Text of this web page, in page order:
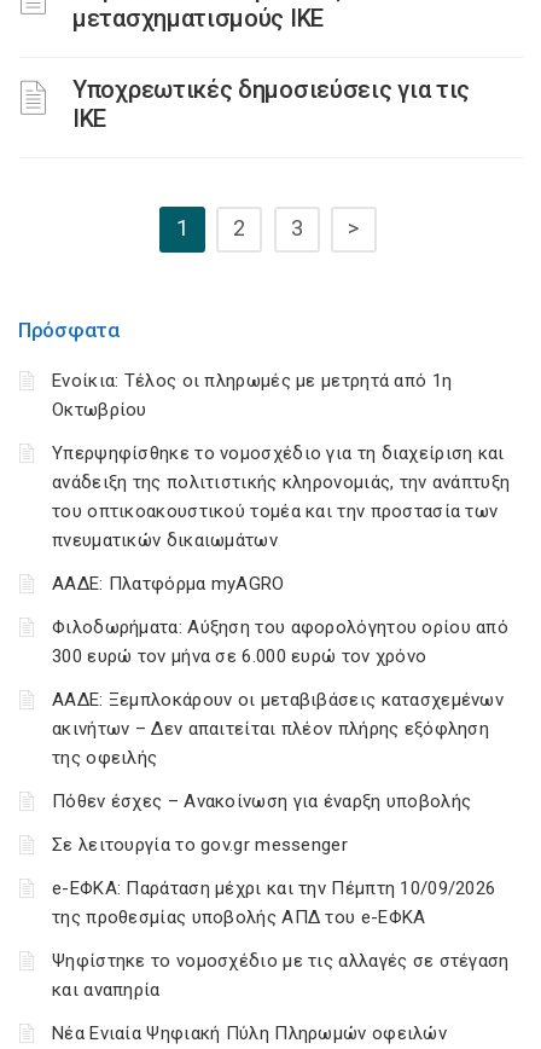
μετασχηματισμούς ΙΚΕ
Υποχρεωτικές δημοσιεύσεις για τις
ΙΚΕ
1 2 3 >
Πρόσφατα
Ενοίκια: Τέλος οι πληρωμές με μετρητά από 1η
Οκτωβρίου
Υπερψηφίσθηκε το νομοσχέδιο για τη διαχείριση και
ανάδειξη της πολιτιστικής κληρονομιάς, την ανάπτυξη
του οπτικοακουστικού τομέα και την προστασία των
πνευματικών δικαιωμάτων
ΑΑΔΕ: Πλατφόρμα myAGRO
Φιλοδωρήματα: Αύξηση του αφορολόγητου ορίου από
300 ευρώ τον μήνα σε 6.000 ευρώ τον χρόνο
ΑΑΔΕ: Ξεμπλοκάρουν οι μεταβιβάσεις κατασχεμένων
ακινήτων – Δεν απαιτείται πλέον πλήρης εξόφληση
της οφειλής
Πόθεν έσχες – Ανακοίνωση για έναρξη υποβολής
Σε λειτουργία το gov.gr messenger
e-ΕΦΚΑ: Παράταση μέχρι και την Πέμπτη 10/09/2026
της προθεσμίας υποβολής ΑΠΔ του e-ΕΦΚΑ
Ψηφίστηκε το νομοσχέδιο με τις αλλαγές σε στέγαση
και αναπηρία
Νέα Ενιαία Ψηφιακή Πύλη Πληρωμών οφειλών